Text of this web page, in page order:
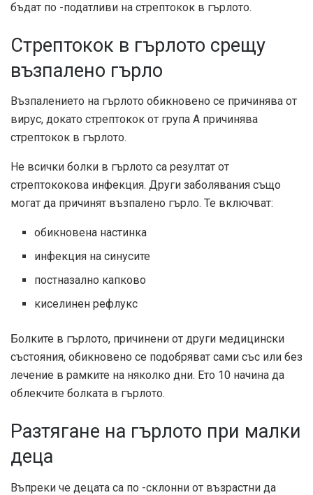
бъдат по -податливи на стрептокок в гърлото.
Стрептокок в гърлото срещу
възпалено гърло
Възпалението на гърлото обикновено се причинява от
вирус, докато стрептокок от група А причинява
стрептокок в гърлото.
Не всички болки в гърлото са резултат от
стрептококова инфекция. Други заболявания също
могат да причинят възпалено гърло. Те включват:
обикновена настинка
инфекция на синусите
постназално капково
киселинен рефлукс
Болките в гърлото, причинени от други медицински
състояния, обикновено се подобряват сами със или без
лечение в рамките на няколко дни. Ето 10 начина да
облекчите болката в гърлото.
Разтягане на гърлото при малки
деца
Въпреки че децата са по -склонни от възрастни да